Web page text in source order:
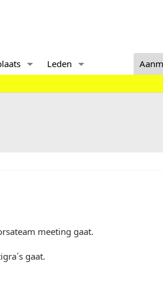
Leden
meeting gaat.
gaat.